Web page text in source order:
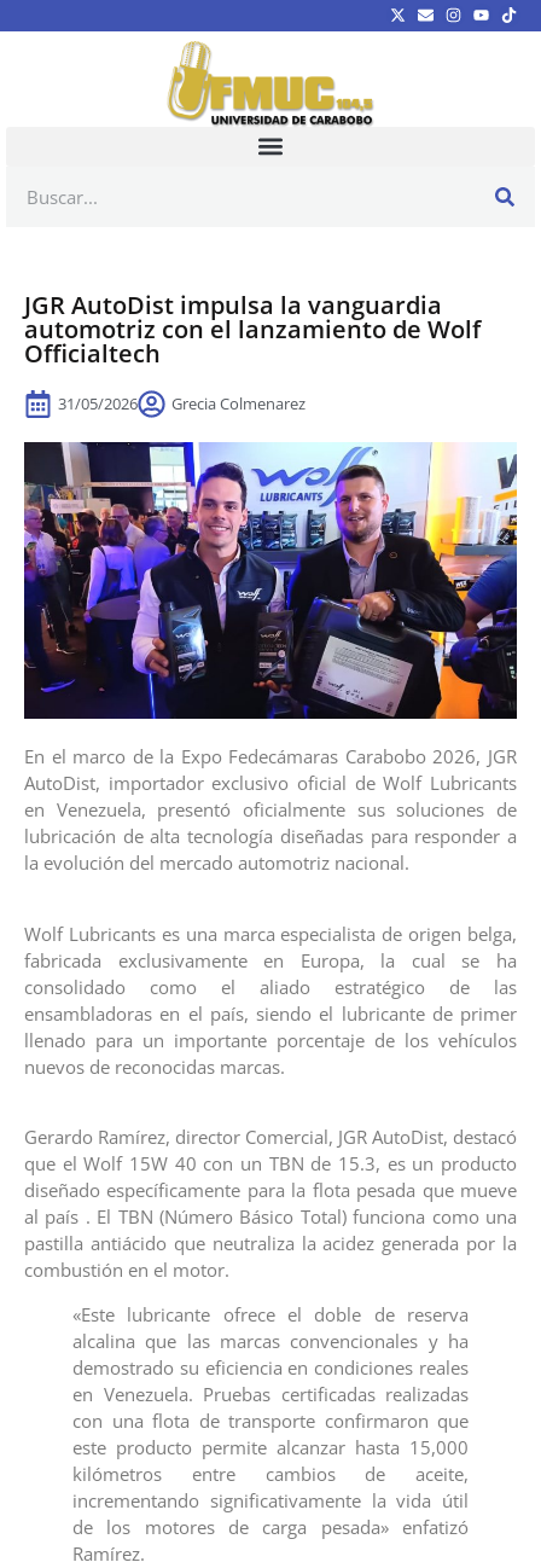
JGR AutoDist impulsa la vanguardia
automotriz con el lanzamiento de Wolf
Officialtech
31/05/2026 Grecia Colmenarez
En el marco de la Expo Fedecámaras Carabobo 2026, JGR
AutoDist, importador exclusivo oficial de Wolf Lubricants
en Venezuela, presentó oficialmente sus soluciones de
lubricación de alta tecnología diseñadas para responder a
la evolución del mercado automotriz nacional.
Wolf Lubricants es una marca especialista de origen belga,
fabricada exclusivamente en Europa, la cual se ha
consolidado como el aliado estratégico de las
ensambladoras en el país, siendo el lubricante de primer
llenado para un importante porcentaje de los vehículos
nuevos de reconocidas marcas.
Gerardo Ramírez, director Comercial, JGR AutoDist, destacó
que el Wolf 15W 40 con un TBN de 15.3, es un producto
diseñado específicamente para la flota pesada que mueve
al país . El TBN (Número Básico Total) funciona como una
pastilla antiácido que neutraliza la acidez generada por la
combustión en el motor.
«Este lubricante ofrece el doble de reserva
alcalina que las marcas convencionales y ha
demostrado su eficiencia en condiciones reales
en Venezuela. Pruebas certificadas realizadas
con una flota de transporte confirmaron que
este producto permite alcanzar hasta 15,000
kilómetros entre cambios de aceite,
incrementando significativamente la vida útil
de los motores de carga pesada» enfatizó
Ramírez.